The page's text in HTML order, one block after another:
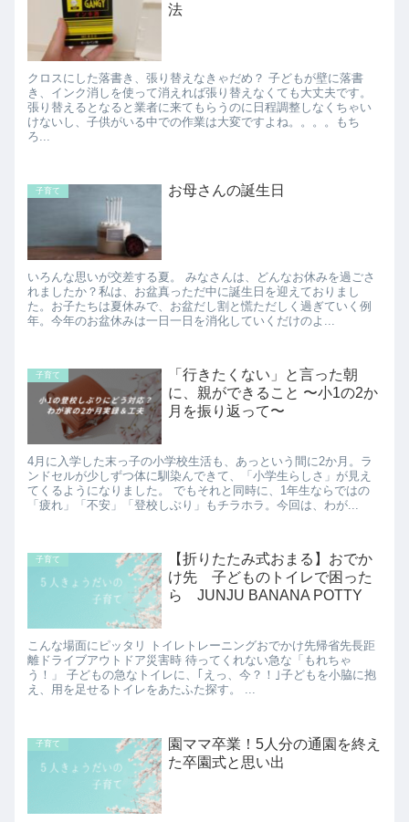
法
クロスにした落書き、張り替えなきゃだめ？ 子どもが壁に落書
き、インク消しを使って消えれば張り替えなくても大丈夫です。
張り替えるとなると業者に来てもらうのに日程調整しなくちゃい
けないし、子供がいる中での作業は大変ですよね。。。。もち
ろ...
子育て お母さんの誕生日
いろんな思いが交差する夏。 みなさんは、どんなお休みを過ごさ
れましたか？私は、お盆真っただ中に誕生日を迎えておりまし
た。お子たちは夏休みで、お盆だし割と慌ただしく過ぎていく例
年。今年のお盆休みは一日一日を消化していくだけのよ...
子育て
「行きたくない」と言った朝
に、親ができること 〜小1の2か
月を振り返って〜
4月に入学した末っ子の小学校生活も、あっという間に2か月。ラ
ンドセルが少しずつ体に馴染んできて、「小学生らしさ」が見え
てくるようになりました。 でもそれと同時に、1年生ならではの
「疲れ」「不安」「登校しぶり」もチラホラ。今回は、わが...
子育て
【折りたたみ式おまる】おでか
け先 子どものトイレで困った
ら JUNJU BANANA POTTY
こんな場面にピッタリ トイレトレーニングおでかけ先帰省先長距
離ドライブアウトドア災害時 待ってくれない急な「もれちゃ
う！」 子どもの急なトイレに、｢えっ、今？！｣子どもを小脇に抱
え、用を足せるトイレをあたふた探す。 ...
子育て
園ママ卒業！5人分の通園を終え
た卒園式と思い出